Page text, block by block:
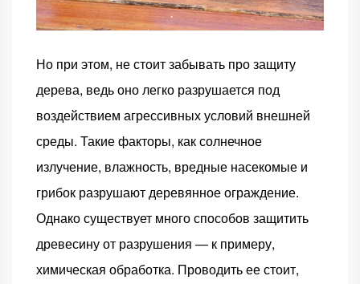
Но при этом, не стоит забывать про защиту
дерева, ведь оно легко разрушается под
воздействием агрессивных условий внешней
среды. Такие факторы, как солнечное
излучение, влажность, вредные насекомые и
грибок разрушают деревянное ограждение.
Однако существует много способов защитить
древесину от разрушения — к примеру,
химическая обработка. Проводить ее стоит,